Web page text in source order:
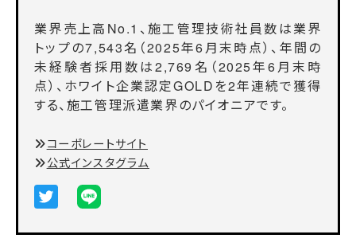
業界売上高No.1、施工管理技術社員数は業界
トップの7,543名（2025年6月末時点）、年間の
未経験者採用数は2,769名（2025年6月末時
点）、ホワイト企業認定GOLDを2年連続で獲得
する、施工管理派遣業界のパイオニアです。
コーポレートサイト
公式インスタグラム